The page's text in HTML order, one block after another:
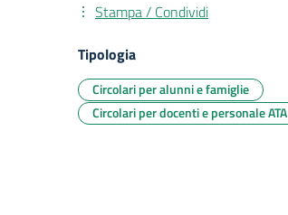
Stampa / Condividi
Tipologia
Circolari per alunni e famiglie
Circolari per docenti e personale ATA